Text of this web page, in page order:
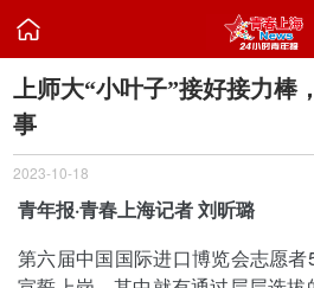

上师大“小叶子”接好接力棒
事
2023-10-18
青年报·青春上海记者 刘昕璐
第六届中国国际进口博览会志愿者